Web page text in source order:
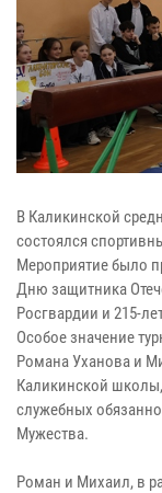
В Каликинской
состоялся
Мероприятие было
Дню защитника
Росгвардии и 215-
Особое значение
Романа Уханова и
Каликинской
служебных
Мужества.
Роман и Михаил, в